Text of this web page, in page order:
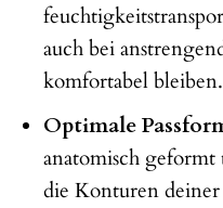
auch bei
komfortabel bleiben.
Optimale
anatomisch geformt
die Konturen